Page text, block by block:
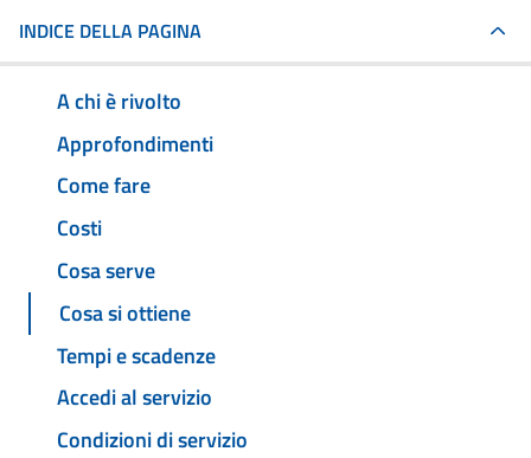
INDICE DELLA PAGINA
A chi è rivolto
Approfondimenti
Come fare
Costi
Cosa serve
Cosa si ottiene
Tempi e scadenze
Accedi al servizio
Condizioni di servizio